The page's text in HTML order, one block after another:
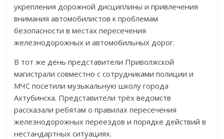
укрепления дорожной дисциплины и привлечения
внимания автомобилистов к проблемам
безопасности в местах пересечения
железнодорожных и автомобильных дорог.
В тот же день представители Приволжской
магистрали совместно с сотрудниками полиции и
МЧС посетили музыкальную школу города
Ахтубинска. Представители трёх ведомств
рассказали ребятам о правилах пересечения
железнодорожных переездов и порядке действий в
нестандартных ситуациях.